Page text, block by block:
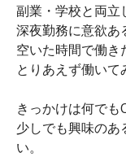
副業・学校と両立
深夜勤務に意欲あ
空いた時間で働き
とりあえず働いて
きっかけは何でも
少しでも興味のあ
い。